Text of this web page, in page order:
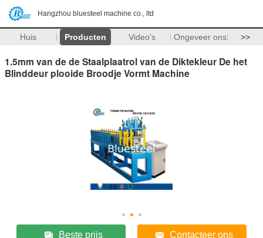
Hangzhou bluesteel machine co., ltd
Huis Producten Video's Ongeveer ons >>
1.5mm van de de Staalplaatrol van de Diktekleur De het
Blinddeur plooide Broodje Vormt Machine
Beste prijs Contacteer ons